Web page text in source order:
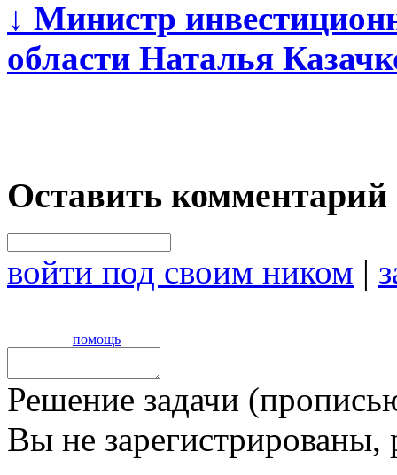
↓ Министр
области Наталья
Оставить комментарий
войти под своим ником |
помощь
Решение задачи
Вы не